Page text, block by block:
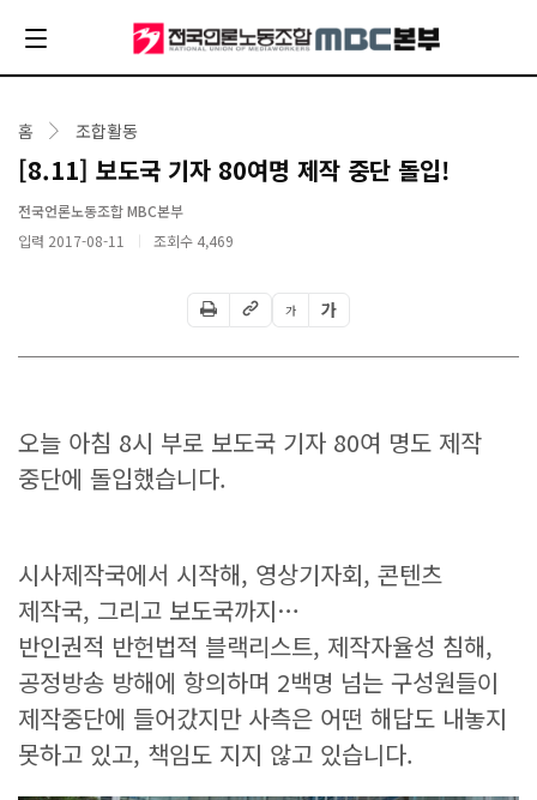
홈 조합활동
[8.11] 보도국 기자 80여명 제작 중단 돌입!
전국언론노동조합 MBC본부
입력 2017-08-11
조회수 4,469
가 가
오늘 아침 8시 부로 보도국 기자 80여 명도 제작
중단에 돌입했습니다.
시사제작국에서 시작해, 영상기자회, 콘텐츠
제작국, 그리고 보도국까지…
반인권적 반헌법적 블랙리스트, 제작자율성 침해,
공정방송 방해에 항의하며 2백명 넘는 구성원들이
제작중단에 들어갔지만 사측은 어떤 해답도 내놓지
못하고 있고, 책임도 지지 않고 있습니다.